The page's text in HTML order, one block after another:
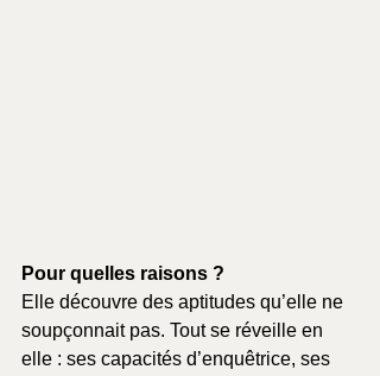
Pour quelles raisons ?
Elle découvre des aptitudes qu’elle ne
soupçonnait pas. Tout se réveille en
elle : ses capacités d’enquêtrice, ses